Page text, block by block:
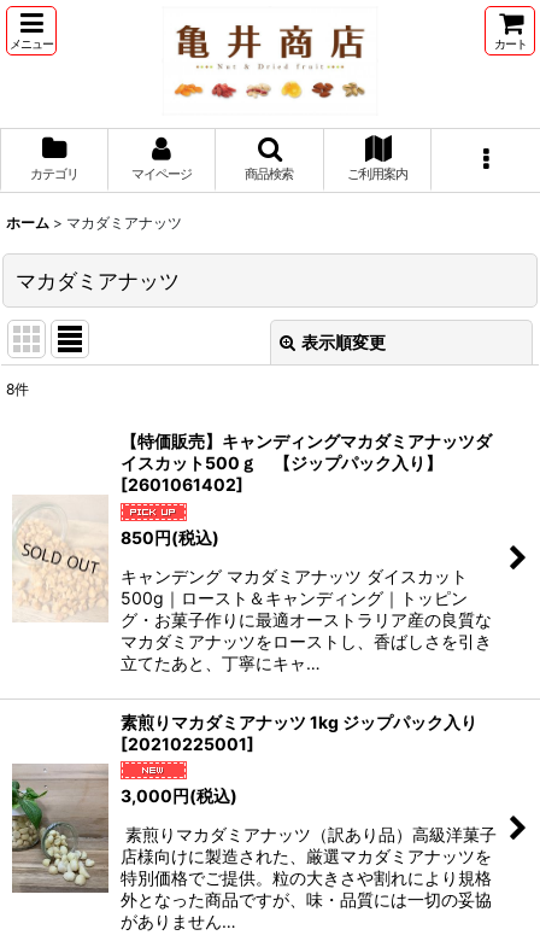
メニュー カート
カテゴリ マイページ 商品検索 ご利用案内
ホーム > マカダミアナッツ
マカダミアナッツ
表示順変更
8件
【特価販売】キャンディングマカダミアナッツダ
イスカット500ｇ 【ジップパック入り】
[2601061402]
850円(税込)
キャンデング マカダミアナッツ ダイスカット
500g｜ロースト＆キャンディング｜トッピン
グ・お菓子作りに最適オーストラリア産の良質な
マカダミアナッツをローストし、香ばしさを引き
立てたあと、丁寧にキャ…
素煎りマカダミアナッツ 1kg ジップパック入り
[20210225001]
3,000 円(税込)
素煎りマカダミアナッツ（訳あり品）高級洋菓子
店様向けに製造された、厳選マカダミアナッツを
特別価格でご提供。粒の大きさや割れにより規格
外となった商品ですが、味・品質には一切の妥協
がありません…